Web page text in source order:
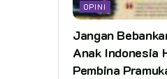
OPINI
Jangan
Anak Indonesia
Pembina